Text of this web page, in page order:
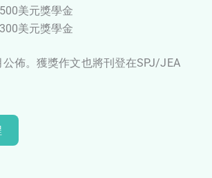
美元獎學金
美元獎學金
佈。獲獎作文也將刊登在SPJ/JEA